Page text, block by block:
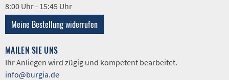
8:00 Uhr - 15:45 Uhr
Meine Bestellung widerrufen
MAILEN SIE UNS
Ihr Anliegen wird zügig und kompetent bearbeitet.
info@burgia.de